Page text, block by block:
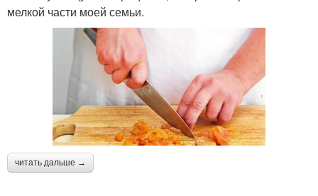
мелкой части моей семьи.
читать дальше →